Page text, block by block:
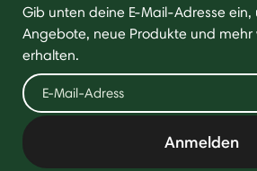
Gib unten deine E-Mail-Adresse ein,
Angebote, neue Produkte und mehr
erhalten.
Anmelden